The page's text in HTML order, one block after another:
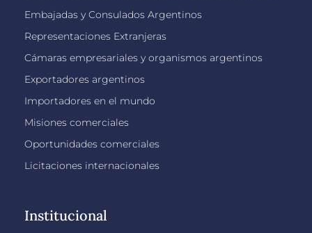
Embajadas y Consulados Argentinos
Representaciones Extranjeras
Cámaras empresariales y organismos argentinos
Exportadores argentinos
Importadores en el mundo
Misiones comerciales
Oportunidades comerciales
Licitaciones internacionales
Institucional